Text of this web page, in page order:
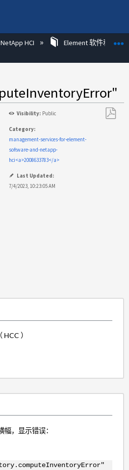
次
NetApp HCI Element 软件和
Visibility: Public
Category:
management-services-for-element-
software-and-netapp-
hci<a>2008633783</a>
Last Updated:
7/4/2023, 10:23:05 AM
）
，显示错误：